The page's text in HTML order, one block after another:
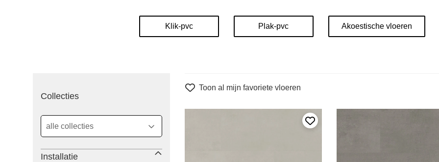
Klik-pvc Plak-pvc Akoestische vloeren
filter
Collecties
Installatie
Toon al mijn favoriete vloeren
Voeg toe aan mijn favorieten